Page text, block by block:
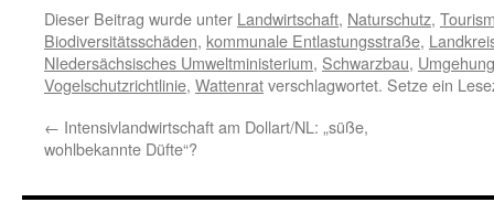
Dieser Beitrag wurde unter Landwirtschaft, Naturschutz,
Biodiversitätsschäden, kommunale Entlastungsstraße,
NIedersächsisches Umweltministerium, Schwarzbau,
Vogelschutzrichtlinie, Wattenratverschlagwortet. Setze ein
← Intensivlandwirtschaft am Dollart/NL: „süße,
wohlbekannte Düfte“?